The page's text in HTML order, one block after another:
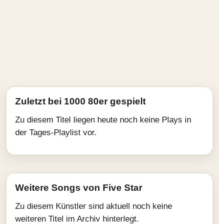
Zuletzt bei 1000 80er gespielt
Zu diesem Titel liegen heute noch keine Plays in
der Tages-Playlist vor.
Weitere Songs von Five Star
Zu diesem Künstler sind aktuell noch keine
weiteren Titel im Archiv hinterlegt.